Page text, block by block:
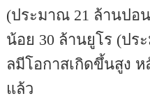
(ประมาณ 21 ล้านปอ
น้อย 30 ล้านยูโร (ปร
ลมีโอกาสเกิดขึ้นสูง
แล้ว